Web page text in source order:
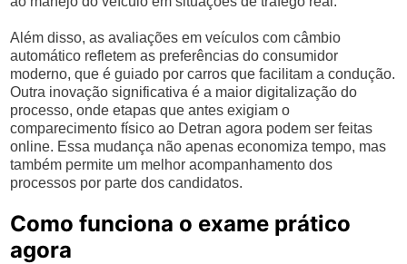
Além disso, as avaliações em veículos com câmbio
automático refletem as preferências do consumidor
moderno, que é guiado por carros que facilitam a condução.
Outra inovação significativa é a maior digitalização do
processo, onde etapas que antes exigiam o
comparecimento físico ao Detran agora podem ser feitas
online. Essa mudança não apenas economiza tempo, mas
também permite um melhor acompanhamento dos
processos por parte dos candidatos.
Como funciona o exame prático
agora